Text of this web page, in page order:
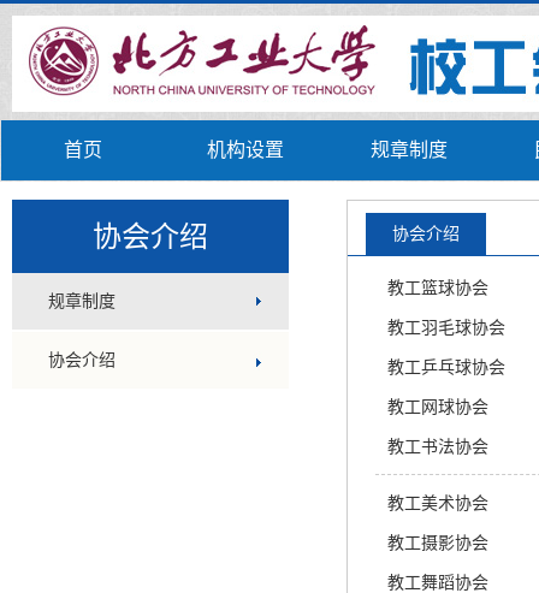
首页 机构设置 规章制度
协会介绍
规章制度
协会介绍
协会介绍
教工篮球协会
教工羽毛球协会
教工乒乓球协会
教工网球协会
教工书法协会
教工美术协会
教工摄影协会
教工舞蹈协会